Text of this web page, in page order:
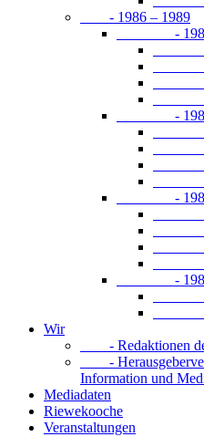
- 1986 – 1989
-
-
-
-
-
-
-
-
-
-
-
-
-
-
-
-
-
-
Wir
- Redaktionen
-
Information und
Mediadaten
Riewekooche
Veranstaltungen